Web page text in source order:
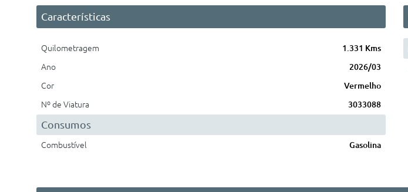
Características
Quilometragem
1.331 Kms
Ano
2026/03
Cor
Vermelho
Nº de Viatura
3033088
Consumos
Combustível Gasolina